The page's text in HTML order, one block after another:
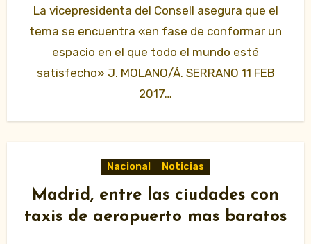
La vicepresidenta del Consell asegura que el
tema se encuentra «en fase de conformar un
espacio en el que todo el mundo esté
satisfecho» J. MOLANO/Á. SERRANO 11 FEB
2017…
Nacional Noticias
Madrid, entre las ciudades con
taxis de aeropuerto mas baratos